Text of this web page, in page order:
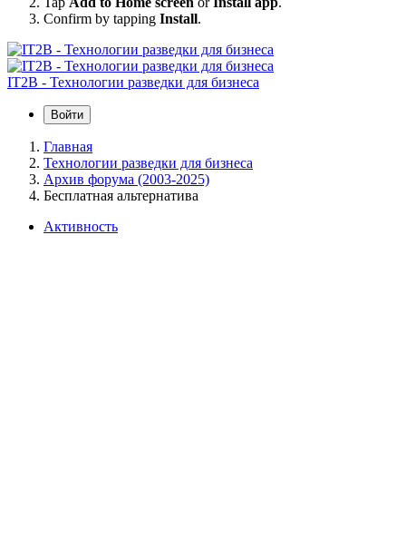
Confirm by tapping Install.
IT2B - Технологии разведки для бизнеса
Войти
Главная
Технологии разведки для бизнеса
Архив форума (2003-2025)
Бесплатная альтернатива
Активность